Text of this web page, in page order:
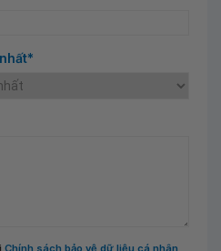
Chính sách bảo vệ dữ liệu cá nhân